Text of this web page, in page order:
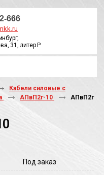
666
31, литер Р
Кабели силовые с
АПвП2г-10
АПвП2г
Под заказ